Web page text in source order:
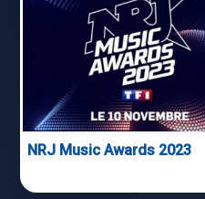
NRJ Music Awards 2023